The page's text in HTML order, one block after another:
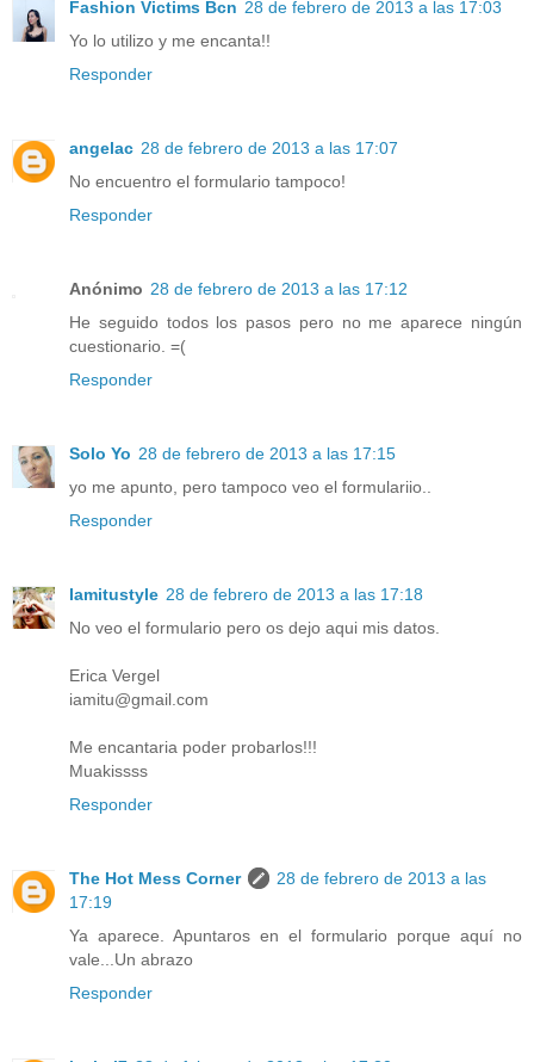
Fashion Victims Bcn 28 de febrero de 2013 a las 17:03
Yo lo utilizo y me encanta!!
Responder
angelac 28 de febrero de 2013 a las 17:07
No encuentro el formulario tampoco!
Responder
Anónimo 28 de febrero de 2013 a las 17:12
He seguido todos los pasos pero no me aparece ningún
cuestionario. =(
Responder
Solo Yo 28 de febrero de 2013 a las 17:15
yo me apunto, pero tampoco veo el formulariio..
Responder
Iamitustyle 28 de febrero de 2013 a las 17:18
No veo el formulario pero os dejo aqui mis datos.
Erica Vergel
iamitu@gmail.com
Me encantaria poder probarlos!!!
Muakissss
Responder
The Hot Mess Corner
28 de febrero de 2013 a las
17:19
Ya aparece. Apuntaros en el formulario porque aquí no
vale...Un abrazo
Responder